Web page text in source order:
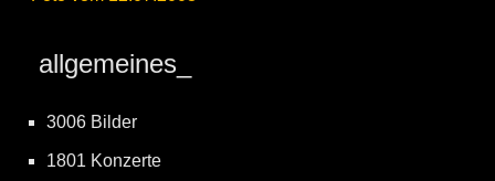
allgemeines_
3006 Bilder
1801 Konzerte